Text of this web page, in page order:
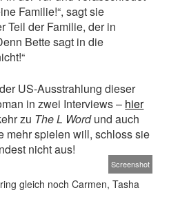
Familie!“, sagt sie
Teil der Familie, der in
Bette sagt in die
US-Ausstrahlung dieser
in zwei Interviews – hier
zu The L Wordund auch
mehr spielen will, schloss sie
nicht aus!
Screenshot
gleich noch Carmen, Tasha